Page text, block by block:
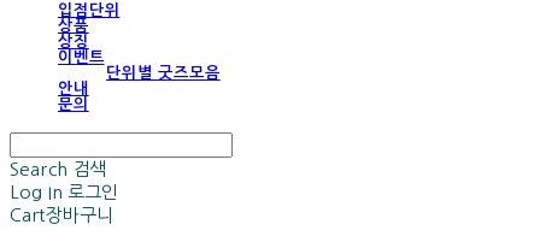
입점단위
상품
상징
이벤트
단위별 굿즈모음
안내
문의
Search 검색
Log In 로그인
Cart장바구니